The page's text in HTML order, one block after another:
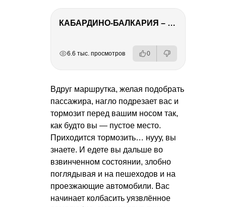
КАБАРДИНО-БАЛКАРИЯ – ПУТЕШЕСТВИЕ НА КАВКАЗ часть 3
6.6 тыс. просмотров 0
Вдруг маршрутка, желая подобрать
пассажира, нагло подрезает вас и
тормозит перед вашим носом так,
как будто вы — пустое место.
Приходится тормозить… нууу, вы
знаете. И едете вы дальше во
взвинченном состоянии, злобно
поглядывая и на пешеходов и на
проезжающие автомобили. Вас
начинает колбасить уязвлённое